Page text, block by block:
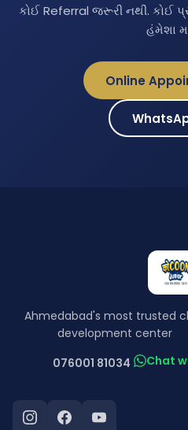
કોઈ Referral જરૂરી નથી. કોઈ
હંમેશા
Online
Ahmedabad's most trusted
development center
076001 81034
Chat